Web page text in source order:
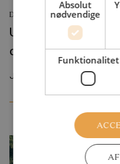
DEBATINDLÆG
Udlændingepolitik
debat om danske
Juli 2026
Absolut
nødvendige
Funktionalitet